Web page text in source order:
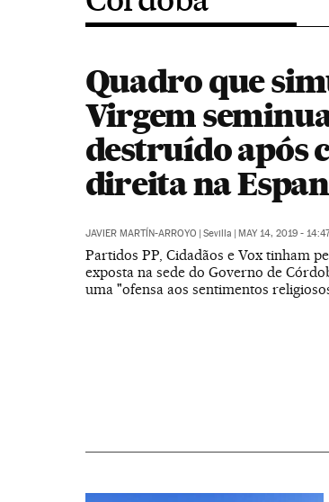
Quadro que
Virgem
destruído após
direita na
JAVIER MARTÍN-ARROYO | Sevilla | MAY 14, 2019 -
Partidos PP, Cidadãos e Vox tinham
exposta na sede do Governo de
uma "ofensa aos sentimentos